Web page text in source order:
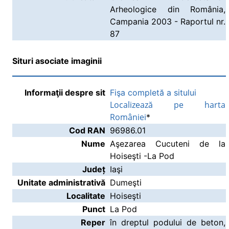
Arheologice din România,
Campania 2003 - Raportul nr.
87
Situri asociate imaginii
Informaţii despre sit Fişa completă a sitului
Localizează pe harta
României*
Cod RAN 96986.01
Nume Aşezarea Cucuteni de la
Hoiseşti -La Pod
Județ Iaşi
Unitate administrativă Dumeşti
Localitate Hoiseşti
Punct La Pod
Reper în dreptul podului de beton,